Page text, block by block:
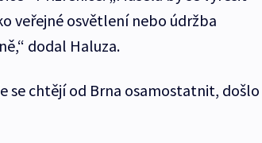
veřejné osvětlení nebo údržba
dodal Haluza.
se chtějí od Brna osamostatnit, došlo